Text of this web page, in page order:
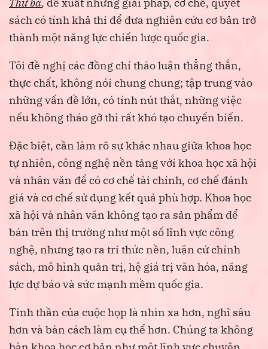
sách có tính khả thi để đưa nghiên cứu cơ bản trở
thành một năng lực chiến lược quốc gia.
Tôi đề nghị các đồng chí thảo luận thẳng thắn,
thực chất, không nói chung chung; tập trung vào
những vấn đề lớn, có tính nút thắt, những việc
nếu không tháo gỡ thì rất khó tạo chuyển biến.
Đặc biệt, cần làm rõ sự khác nhau giữa khoa học
tự nhiên, công nghệ nền tảng với khoa học xã hội
và nhân văn để có cơ chế tài chính, cơ chế đánh
giá và cơ chế sử dụng kết quả phù hợp. Khoa học
xã hội và nhân văn không tạo ra sản phẩm để
bán trên thị trường như một số lĩnh vực công
nghệ, nhưng tạo ra tri thức nền, luận cứ chính
sách, mô hình quản trị, hệ giá trị văn hóa, năng
lực dự báo và sức mạnh mềm quốc gia.
Tinh thần của cuộc họp là nhìn xa hơn, nghĩ sâu
hơn và bàn cách làm cụ thể hơn. Chúng ta không